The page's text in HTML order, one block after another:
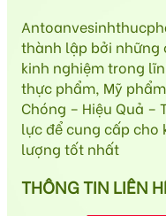
thành lập bởi những
kinh nghiệm trong
thực phẩm, Mỹ
Chóng – Hiệu Quả –
lực để cung cấp cho
lượng tốt nhất
THÔNG TIN LIÊN